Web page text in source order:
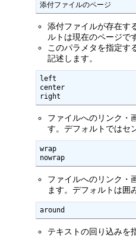
添付ファイルのページ
添付ファイルが存在す
ルトは現在のページで
このパラメタを指定す
記述します。
left
center
right
ファイルへのリンク・
す。デフォルトではセ
wrap
nowrap
ファイルへのリンク・
ます。デフォルトは囲
around
テキストの回り込みを